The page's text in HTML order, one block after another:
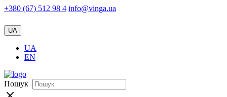
+380 (67) 512 98 4 info@vinga.ua
UA
UA
EN
Пошук